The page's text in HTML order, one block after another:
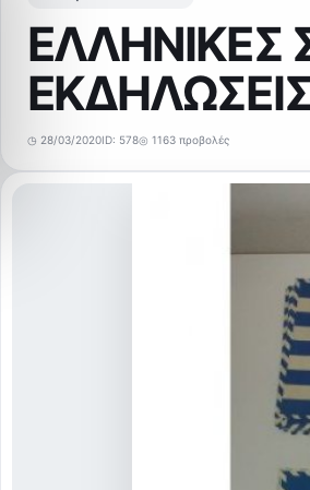
ΕΛΛΗΝΙΚΕΣ
◷ 28/03/2020ID: 578◎ 1163 προβολές